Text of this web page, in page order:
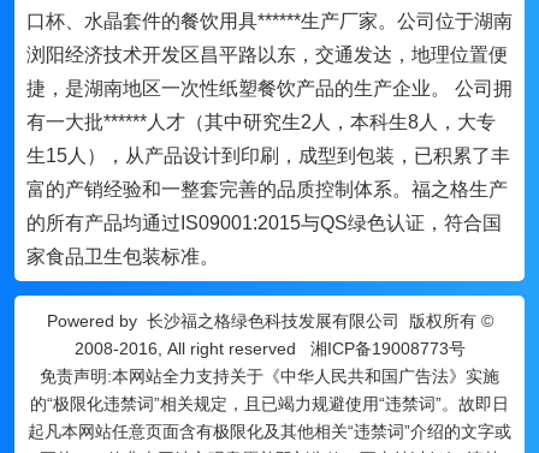
口杯、水晶套件的餐饮用具******生产厂家。公司位于湖南
浏阳经济技术开发区昌平路以东，交通发达，地理位置便
捷，是湖南地区一次性纸塑餐饮产品的生产企业。 公司拥
有一大批******人才（其中研究生2人，本科生8人，大专
生15人），从产品设计到印刷，成型到包装，已积累了丰
富的产销经验和一整套完善的品质控制体系。福之格生产
的所有产品均通过IS09001:2015与QS绿色认证，符合国
家食品卫生包装标准。
Powered by 长沙福之格绿色科技发展有限公司
版权所有 ©
2008-2016, All right reserved 湘ICP备19008773号
免责声明:本网站全力支持关于《中华人民共和国广告法》实施
的“极限化违禁词”相关规定，且已竭力规避使用“违禁词”。故即日
起凡本网站任意页面含有极限化及其他相关“违禁词”介绍的文字或